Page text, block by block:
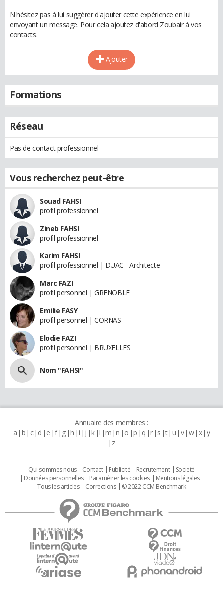
N'hésitez pas à lui suggérer d'ajouter cette expérience en lui
envoyant un message. Pour cela ajoutez d'abord Zoubair à vos
contacts.
Ajouter
Formations
Réseau
Pas de contact professionnel
Vous recherchez peut-être
Souad FAHSI
profil professionnel
Zineb FAHSI
profil professionnel
Karim FAHSI
profil professionnel | DUAC - Architecte
Marc FAZI
profil personnel | GRENOBLE
Emilie FASY
profil personnel | CORNAS
Elodie FAZI
profil personnel | BRUXELLES
Nom "FAHSI"
Annuaire des membres :
a b c d e f g h i j k l m n o p q r s t u v w x y
z
Qui sommes nous Contact Publicité Recrutement
Societé
Données personnelles
Paramétrer les cookies
Mentions légales
Tous les articles
Corrections © 2022 CCM Benchmark